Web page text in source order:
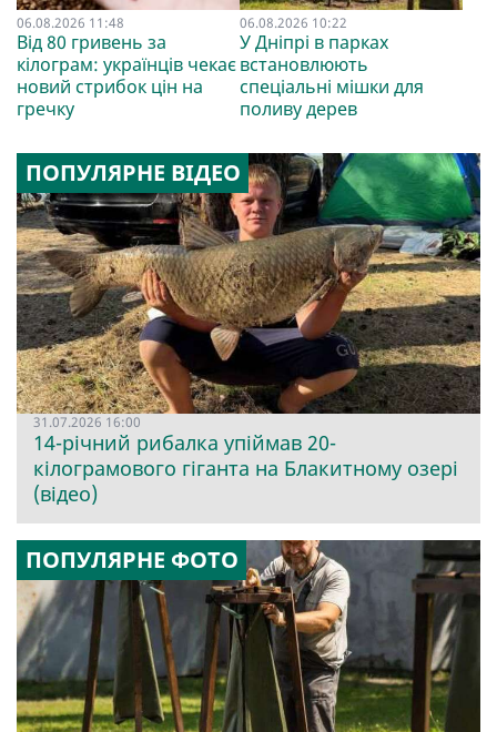
06.08.2026 11:48
Від 80 гривень за
кілограм: українців чекає
новий стрибок цін на
гречку
06.08.2026 10:22
У Дніпрі в парках
встановлюють
спеціальні мішки для
поливу дерев
ПОПУЛЯРНЕ ВІДЕО
31.07.2026 16:00
14-річний рибалка упіймав 20-
кілограмового гіганта на Блакитному озері
(відео)
ПОПУЛЯРНЕ ФОТО